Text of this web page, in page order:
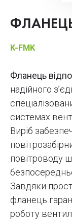
K-FMK
Фланець
надійного
системах
Виріб
повітроводу
Завдяки
фланець
роботу